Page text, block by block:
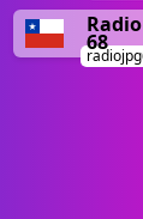
Radio
68